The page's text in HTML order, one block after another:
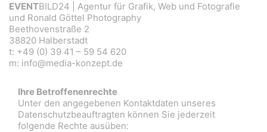
EVENTBILD24 | Agentur für Grafik, Web und Fotografie
und Ronald Göttel Photography
Beethovenstraße 2
38820 Halberstadt
t: +49 (0) 39 41 – 59 54 620
m: info@media-konzept.de
Ihre Betroffenenrechte
Unter den angegebenen Kontaktdaten unseres
Datenschutzbeauftragten können Sie jederzeit
folgende Rechte ausüben: